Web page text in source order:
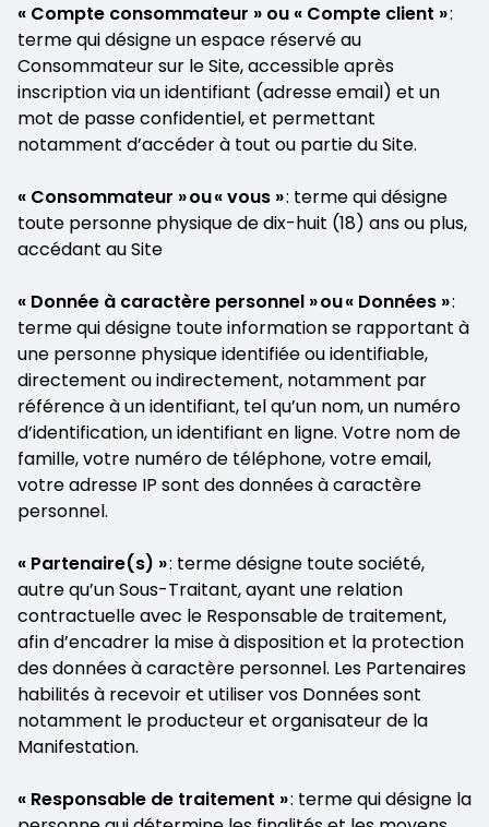
« Compte consommateur » ou « Compte client »:
terme qui désigne un espace réservé au
Consommateur sur le Site, accessible après
inscription via un identifiant (adresse email) et un
mot de passe confidentiel, et permettant
notamment d’accéder à tout ou partie du Site.
« Consommateur » ou « vous »: terme qui désigne
toute personne physique de dix-huit (18) ans ou plus,
accédant au Site
« Donnée à caractère personnel » ou « Données »:
terme qui désigne toute information se rapportant à
une personne physique identifiée ou identifiable,
directement ou indirectement, notamment par
référence à un identifiant, tel qu’un nom, un numéro
d’identification, un identifiant en ligne. Votre nom de
famille, votre numéro de téléphone, votre email,
votre adresse IP sont des données à caractère
personnel.
« Partenaire(s) »: terme désigne toute société,
autre qu’un Sous-Traitant, ayant une relation
contractuelle avec le Responsable de traitement,
afin d’encadrer la mise à disposition et la protection
des données à caractère personnel. Les Partenaires
habilités à recevoir et utiliser vos Données sont
notamment le producteur et organisateur de la
Manifestation.
« Responsable de traitement »: terme qui désigne la